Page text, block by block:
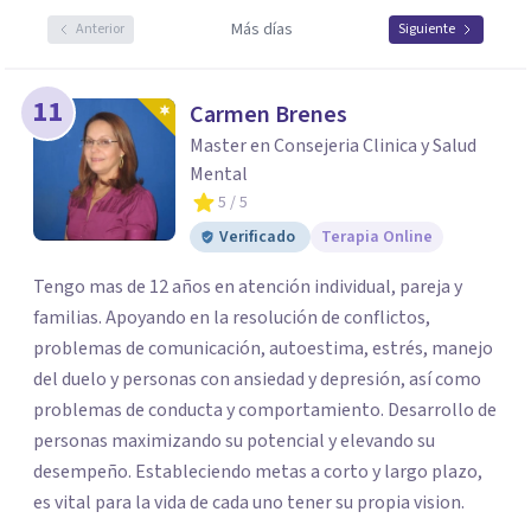
Anterior Más días Siguiente
11 Carmen Brenes
Master en Consejeria Clinica y Salud
Mental
5 / 5
Verificado
Terapia Online
Tengo mas de 12 años en atención individual, pareja y
familias. Apoyando en la resolución de conflictos,
problemas de comunicación, autoestima, estrés, manejo
del duelo y personas con ansiedad y depresión, así como
problemas de conducta y comportamiento. Desarrollo de
personas maximizando su potencial y elevando su
desempeño. Estableciendo metas a corto y largo plazo,
es vital para la vida de cada uno tener su propia vision.